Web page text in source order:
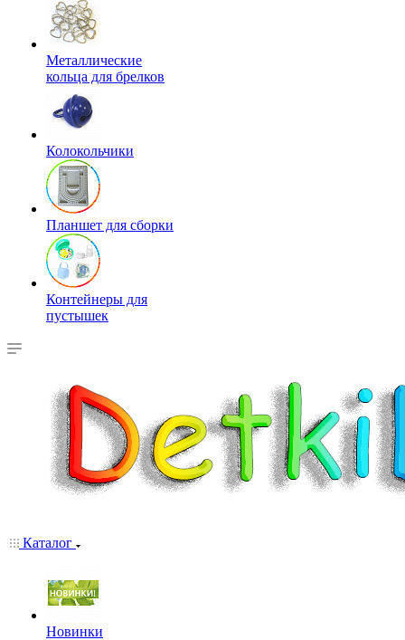
Металлические
кольца для брелков
Колокольчики
Планшет для сборки
Контейнеры для
пустышек
Каталог
Новинки